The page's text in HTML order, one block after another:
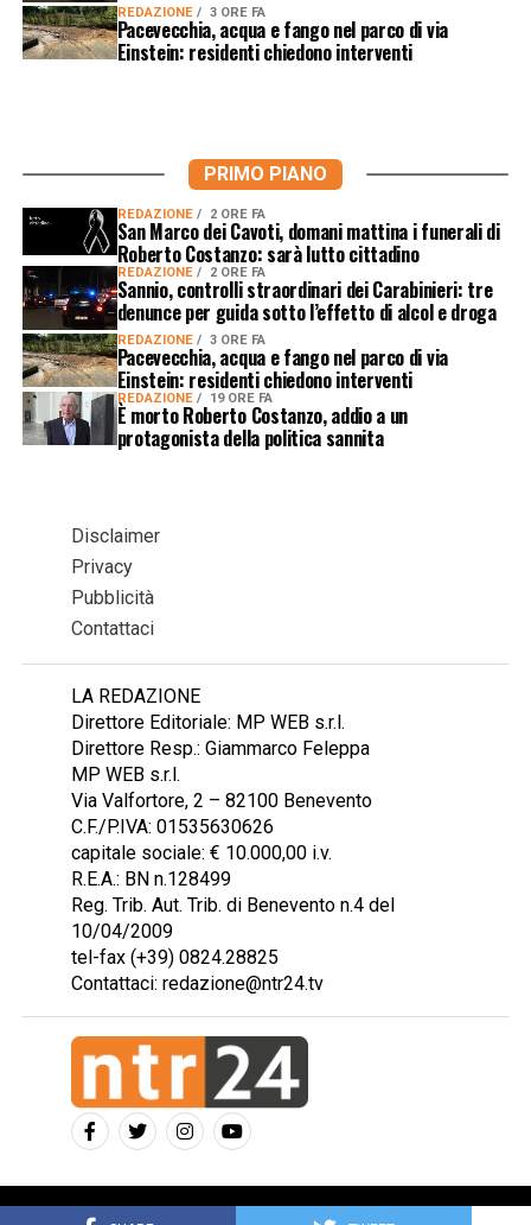
REDAZIONE 3 ORE FA
Pacevecchia, acqua e fango nel parco di via
Einstein: residenti chiedono interventi
PRIMO PIANO
REDAZIONE 2 ORE FA
San Marco dei Cavoti, domani mattina i funerali di
Roberto Costanzo: sarà lutto cittadino
REDAZIONE 2 ORE FA
Sannio, controlli straordinari dei Carabinieri: tre
denunce per guida sotto l’effetto di alcol e droga
REDAZIONE 3 ORE FA
Pacevecchia, acqua e fango nel parco di via
Einstein: residenti chiedono interventi
REDAZIONE 19 ORE FA
È morto Roberto Costanzo, addio a un
protagonista della politica sannita
Disclaimer
Privacy
Pubblicità
Contattaci
LA REDAZIONE
Direttore Editoriale: MP WEB s.r.l.
Direttore Resp.: Giammarco Feleppa
MP WEB s.r.l.
Via Valfortore, 2 – 82100 Benevento
C.F./P.IVA: 01535630626
capitale sociale: € 10.000,00 i.v.
R.E.A.: BN n.128499
Reg. Trib. Aut. Trib. di Benevento n.4 del
10/04/2009
tel-fax (+39) 0824.28825
Contattaci: redazione@ntr24.tv
Copyright © 2023 Intelligentia S.r.l.